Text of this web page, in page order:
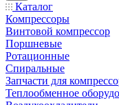
Каталог
Компрессоры
Винтовой компрессор
Поршневые
Ротационные
Спиральные
Запчасти для
Теплообменное